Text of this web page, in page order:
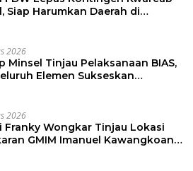
Siap Harumkan Daerah di
2026
Minsel Tinjau Pelaksanaan BIAS,
Elemen Sukseskan
2026
Franky Wongkar Tinjau Lokasi
GMIM Imanuel Kawangkoan